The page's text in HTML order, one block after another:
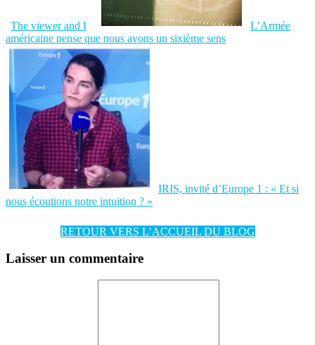
The viewer and I
L’Armée
américaine pense que nous avons un sixième sens
IRIS, invité d’Europe 1 : « Et si
nous écoutions notre intuition ? »
RETOUR VERS L’ACCUEIL DU BLOG
Laisser un commentaire